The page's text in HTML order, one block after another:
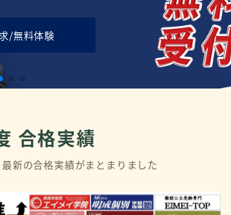
/無料体験
合格実績
新の合格実績がまとまりました